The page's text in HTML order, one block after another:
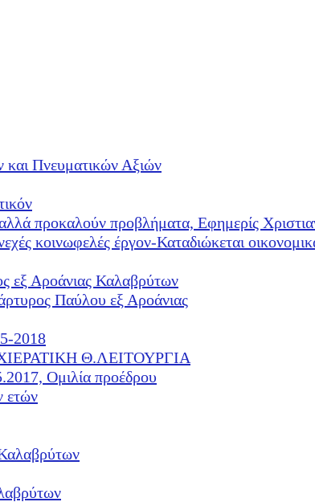
Πνευματικών Αξιών
αλλά προκαλούν προβλήματα, Εφημερίς
κοινωφελές έργον-Καταδιώκεται
εξ Αροάνιας Καλαβρύτων
Παύλου εξ Αροάνιας
2018
Θ.ΛΕΙΤΟΥΡΓΙΑ
Ομιλία προέδρου
ετών